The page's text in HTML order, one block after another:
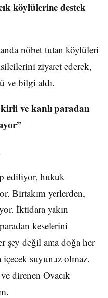
köylülerine destek
nöbet tutan köylüleri
ziyaret ederek,
ve bilgi aldı.
ve kanlı paradan
ediliyor, hukuk
Birtakım yerlerden,
İktidara yakın
keselerini
şey değil ama doğa her
içecek suyunuz olmaz.
direnen Ovacık